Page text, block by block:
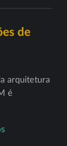
de
arquitetura
é